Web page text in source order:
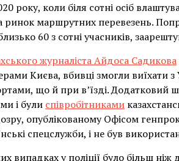
року, коли біля сотні осіб
ринок маршрутних перевезень.
60 з сотні учасників,
журналіста Айдоса Садикова
Києва, вбивці змогли виїхати
що й при в’їзді. Додатковий
і були співробітниками
опублікованому Офісом
спецслужби, і не був
випадках у поліції було більш